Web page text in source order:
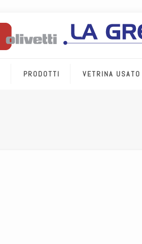
PRODOTTI VETRINA USATO